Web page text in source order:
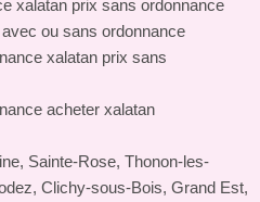
xalatan prix sans ordonnance
ou sans ordonnance
xalatan prix sans
acheter xalatan
Sainte-Rose, Thonon-les-
Clichy-sous-Bois, Grand Est,